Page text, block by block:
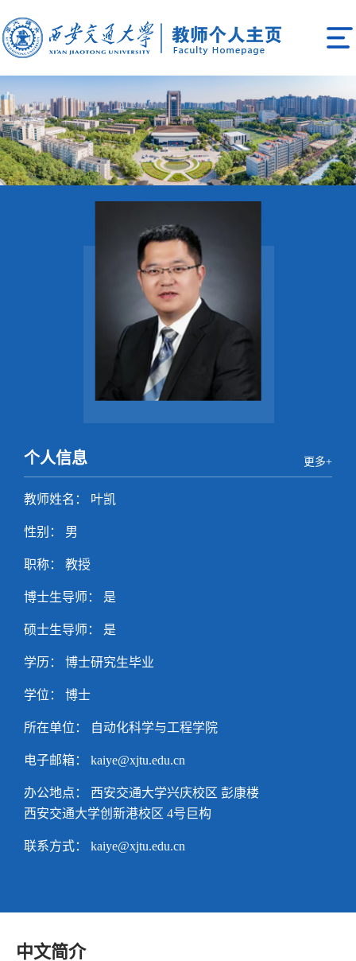
个人信息 更多+
教师姓名： 叶凯
性别： 男
职称： 教授
博士生导师： 是
硕士生导师： 是
学历： 博士研究生毕业
学位： 博士
所在单位： 自动化科学与工程学院
电子邮箱： kaiye@xjtu.edu.cn
办公地点： 西安交通大学兴庆校区 彭康楼
西安交通大学创新港校区 4号巨构
联系方式： kaiye@xjtu.edu.cn
中文简介